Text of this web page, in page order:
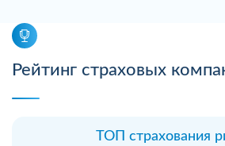
Рейтинг страховых
ТОП страхования